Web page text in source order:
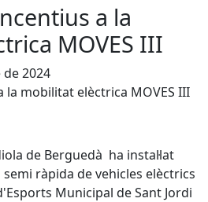
a la
MOVES III
2024
mobilitat elèctrica MOVES III
de Berguedà ha instal·lat
ràpida de vehicles elèctrics
Municipal de Sant Jordi